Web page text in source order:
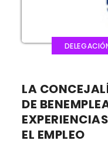
LA
DE
EL EMPLEO